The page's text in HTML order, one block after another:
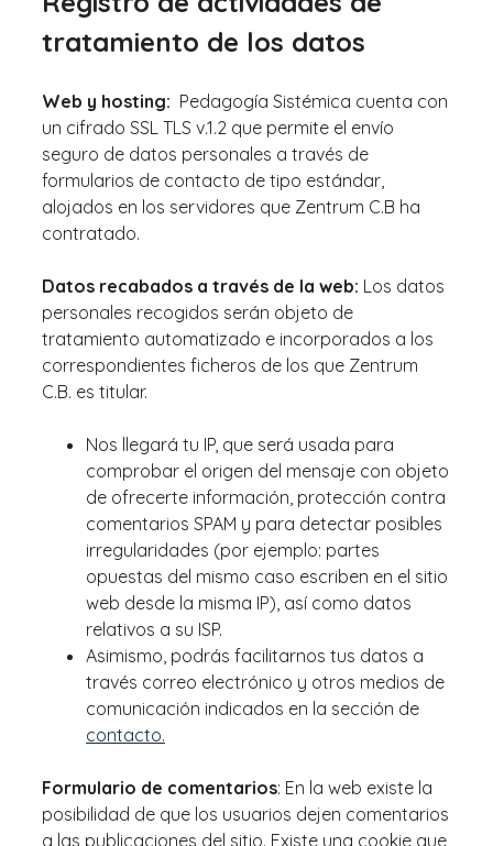
tratamiento de los datos
Web y hosting: Pedagogía Sistémica cuenta con
un cifrado SSL TLS v.1.2 que permite el envío
seguro de datos personales a través de
formularios de contacto de tipo estándar,
alojados en los servidores que Zentrum C.B ha
contratado.
Datos recabados a través de la web: Los datos
personales recogidos serán objeto de
tratamiento automatizado e incorporados a los
correspondientes ficheros de los que Zentrum
C.B. es titular.
Nos llegará tu IP, que será usada para
comprobar el origen del mensaje con objeto
de ofrecerte información, protección contra
comentarios SPAM y para detectar posibles
irregularidades (por ejemplo: partes
opuestas del mismo caso escriben en el sitio
web desde la misma IP), así como datos
relativos a su ISP.
Asimismo, podrás facilitarnos tus datos a
través correo electrónico y otros medios de
comunicación indicados en la sección de
contacto.
Formulario de comentarios: En la web existe la
posibilidad de que los usuarios dejen comentarios
a las publicaciones del sitio. Existe una cookie que